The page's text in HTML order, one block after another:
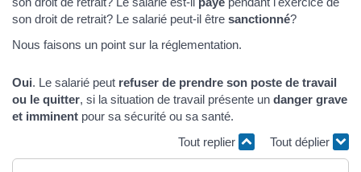
son droit de retrait? Le salarié peut-il être sanctionné?
Nous faisons un point sur la réglementation.
Oui. Le salarié peut refuser de prendre son poste de travail
ou le quitter, si la situation de travail présente un danger grave
et imminent pour sa sécurité ou sa santé.
Tout replier
Tout déplier